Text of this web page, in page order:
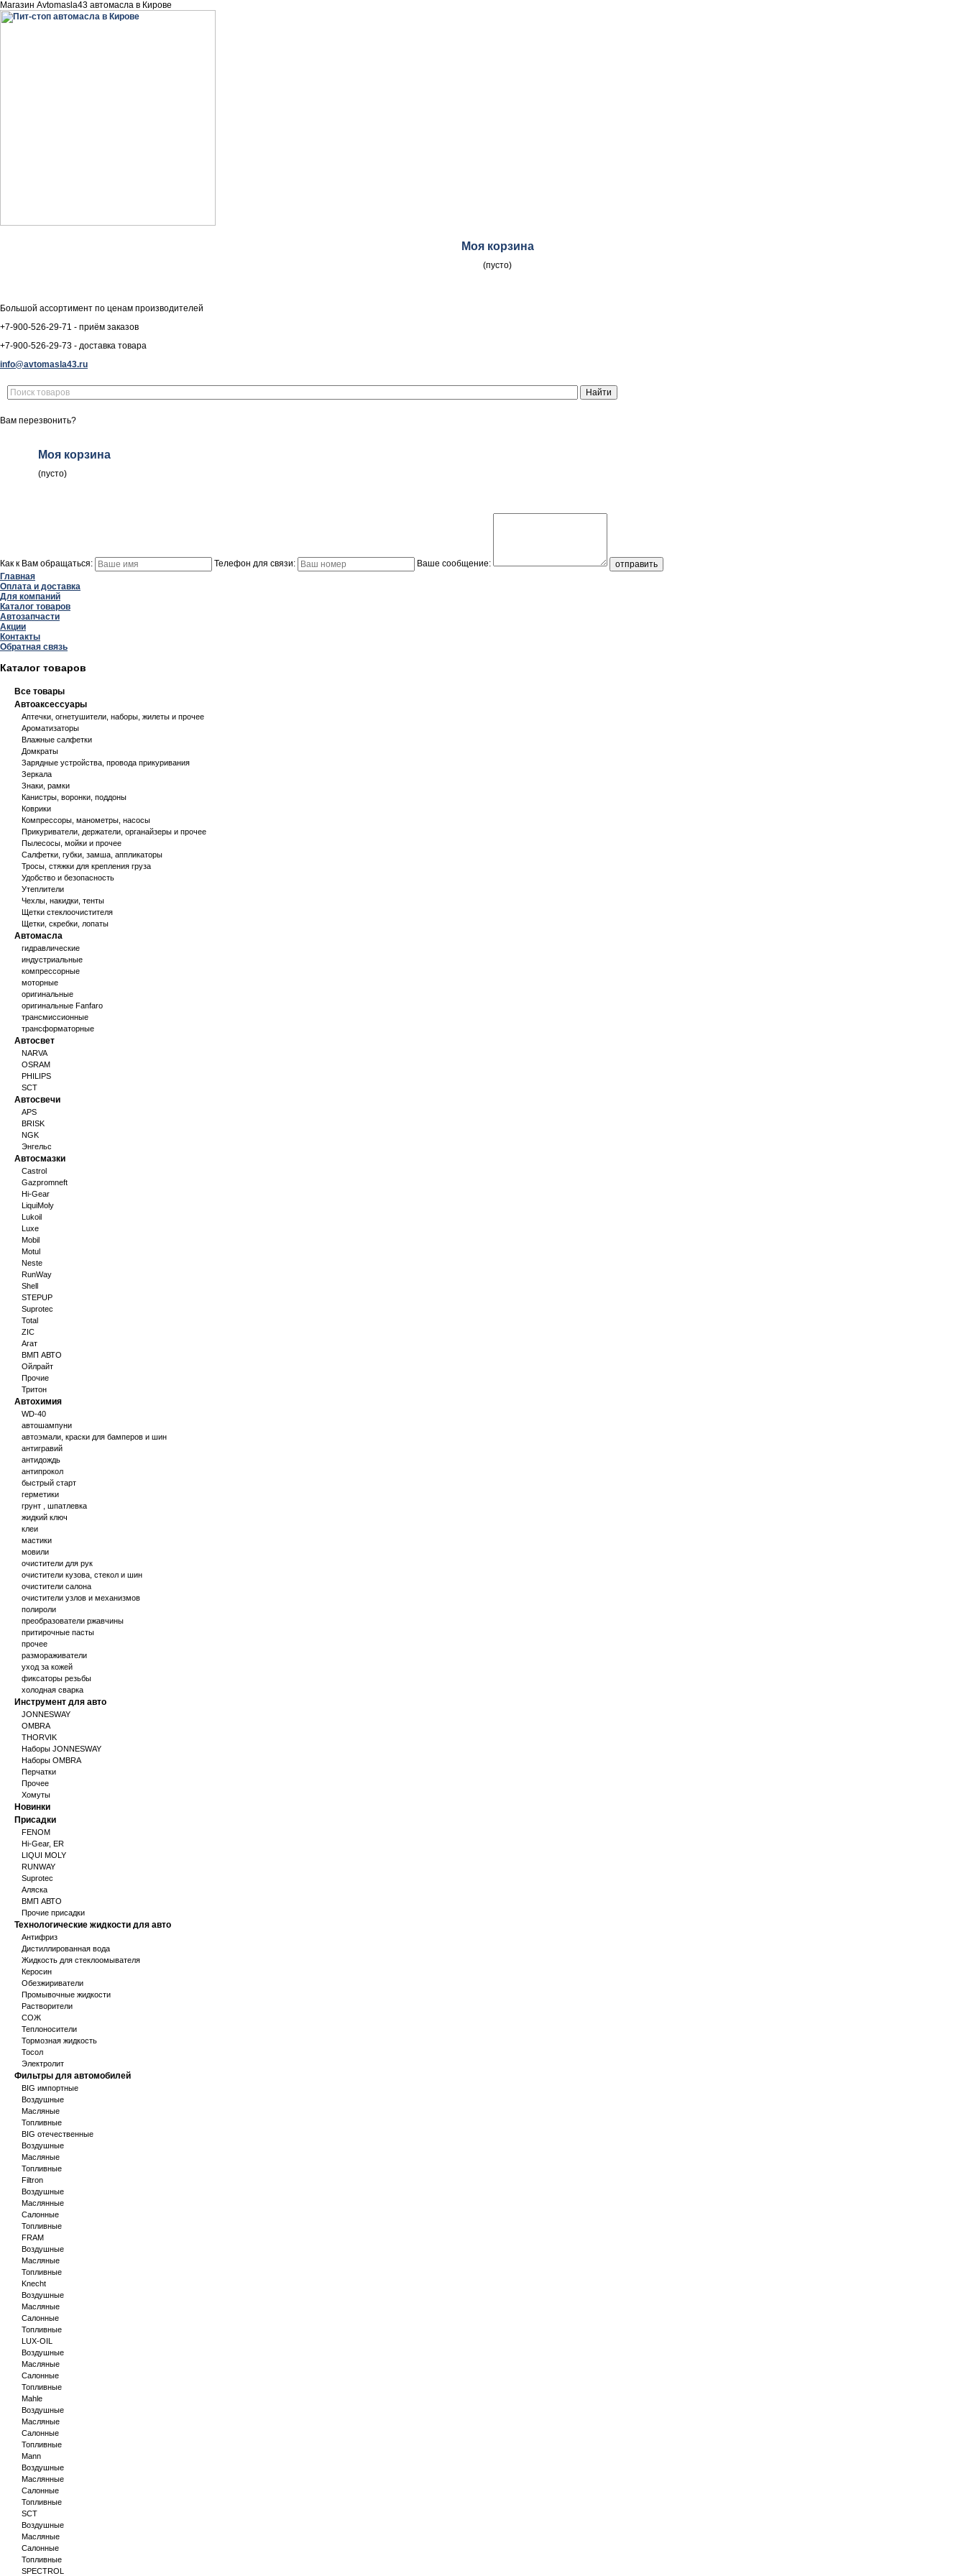
Магазин Avtomasla43 автомасла в Кирове
Моя корзина
(пусто)
Большой ассортимент по ценам производителей
+7-900-526-29-71 - приём заказов
+7-900-526-29-73 - доставка товара
info@avtomasla43.ru
Вам перезвонить?
Моя корзина
(пусто)
Как к Вам обращаться: Телефон для связи:
Ваше сообщение:
Главная
Оплата и доставка
Для компаний
Каталог товаров
Автозапчасти
Акции
Контакты
Обратная связь
Каталог товаров
Все товары
Автоаксессуары
Аптечки, огнетушители, наборы, жилеты и прочее
Ароматизаторы
Влажные салфетки
Домкраты
Зарядные устройства, провода прикуривания
Зеркала
Знаки, рамки
Канистры, воронки, поддоны
Коврики
Компрессоры, манометры, насосы
Прикуриватели, держатели, органайзеры и прочее
Пылесосы, мойки и прочее
Салфетки, губки, замша, аппликаторы
Тросы, стяжки для крепления груза
Удобство и безопасность
Утеплители
Чехлы, накидки, тенты
Щетки стеклоочистителя
Щетки, скребки, лопаты
Автомасла
гидравлические
индустриальные
компрессорные
моторные
оригинальные
оригинальные Fanfaro
трансмиссионные
трансформаторные
Автосвет
NARVA
OSRAM
PHILIPS
SCT
Автосвечи
APS
BRISK
NGK
Энгельс
Автосмазки
Castrol
Gazpromneft
Hi-Gear
LiquiMoly
Lukoil
Luxe
Mobil
Motul
Neste
RunWay
Shell
STEPUP
Suprotec
Total
ZIC
Агат
ВМП АВТО
Ойлрайт
Прочие
Тритон
Автохимия
WD-40
автошампуни
автоэмали, краски для бамперов и шин
антигравий
антидождь
антипрокол
быстрый старт
герметики
грунт , шпатлевка
жидкий ключ
клеи
мастики
мовили
очистители для рук
очистители кузова, стекол и шин
очистители салона
очистители узлов и механизмов
полироли
преобразователи ржавчины
притирочные пасты
прочее
размораживатели
уход за кожей
фиксаторы резьбы
холодная сварка
Инструмент для авто
JONNESWAY
OMBRA
THORVIK
Наборы JONNESWAY
Наборы OMBRA
Перчатки
Прочее
Хомуты
Новинки
Присадки
FENOM
Hi-Gear, ER
LIQUI MOLY
RUNWAY
Suprotec
Аляска
ВМП АВТО
Прочие присадки
Технологические жидкости для авто
Антифриз
Дистиллированная вода
Жидкость для стеклоомывателя
Керосин
Обезжириватели
Промывочные жидкости
Растворители
СОЖ
Теплоносители
Тормозная жидкость
Тосол
Электролит
Фильтры для автомобилей
BIG импортные
Воздушные
Масляные
Топливные
BIG отечественные
Воздушные
Масляные
Топливные
Filtron
Воздушные
Маслянные
Салонные
Топливные
FRAM
Воздушные
Масляные
Топливные
Knecht
Воздушные
Масляные
Салонные
Топливные
LUX-OIL
Воздушные
Масляные
Салонные
Топливные
Mahle
Воздушные
Масляные
Салонные
Топливные
Mann
Воздушные
Маслянные
Салонные
Топливные
SCT
Воздушные
Масляные
Салонные
Топливные
SPECTROL